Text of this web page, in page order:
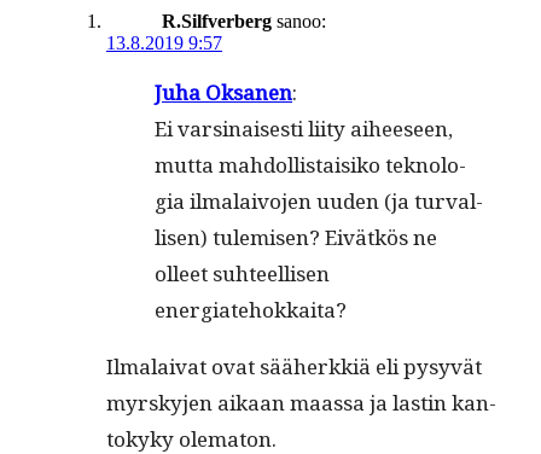
R.Silfverberg sanoo:
13.8.2019 9:57
Juha Oksa­nen:
Ei varsi­nais­es­ti liity aiheeseen,
mut­ta mah­dol­lis­taisiko teknolo­
gia ilmalaivo­jen uuden (ja tur­val­
lisen) tulemisen? Eivätkös ne
olleet suh­teel­lisen
energiatehokkaita?
Ilmalai­vat ovat sääherkkiä eli pysyvät
myrsky­jen aikaan maas­sa ja lastin kan­
tokyky olematon.